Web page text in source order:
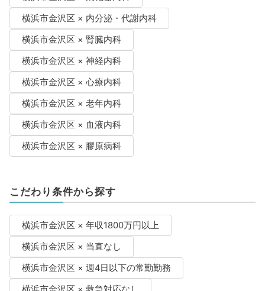
横浜市金沢区 × 内分泌・代謝内科
横浜市金沢区 × 腎臓内科
横浜市金沢区 × 神経内科
横浜市金沢区 × 心療内科
横浜市金沢区 × 老年内科
横浜市金沢区 × 血液内科
横浜市金沢区 × 膠原病科
こだわり条件から探す
横浜市金沢区 × 年収1800万円以上
横浜市金沢区 × 当直なし
横浜市金沢区 × 週4日以下の常勤勤務